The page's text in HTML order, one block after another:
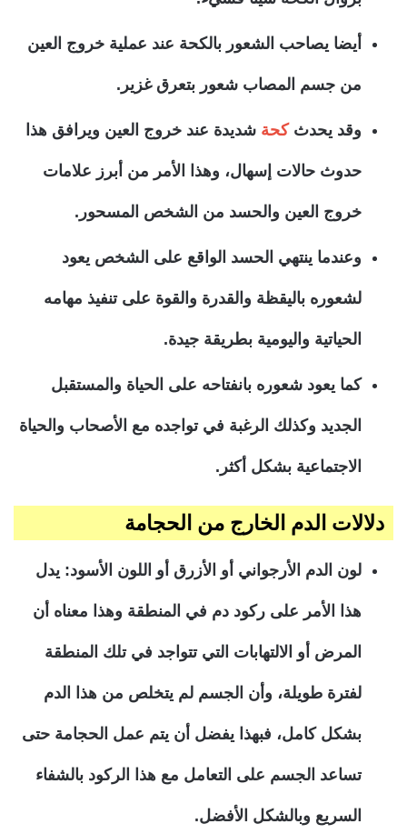
أيضا يصاحب الشعور بالكحة عند عملية خروج العين
من جسم المصاب شعور بتعرق غزير.
وقد يحدثكحة شديدة عند خروج العين ويرافق هذا
حدوث حالات إسهال، وهذا الأمر من أبرز علامات
خروج العين والحسد من الشخص المسحور.
وعندما ينتهي الحسد الواقع على الشخص يعود
لشعوره باليقظة والقدرة والقوة على تنفيذ مهامه
الحياتية واليومية بطريقة جيدة.
كما يعود شعوره بانفتاحه على الحياة والمستقبل
الجديد وكذلك الرغبة في تواجده مع الأصحاب والحياة
الاجتماعية بشكل أكثر.
دلالات الدم الخارج من الحجامة
لون الدم الأرجواني أو الأزرق أو اللون الأسود: يدل
هذا الأمر على ركود دم في المنطقة وهذا معناه أن
المرض أو الالتهابات التي تتواجد في تلك المنطقة
لفترة طويلة، وأن الجسم لم يتخلص من هذا الدم
بشكل كامل، فبهذا يفضل أن يتم عمل الحجامة حتى
تساعد الجسم على التعامل مع هذا الركود بالشفاء
السريع وبالشكل الأفضل.